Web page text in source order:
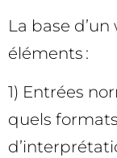
La base
éléments :
1) Entrées
quels